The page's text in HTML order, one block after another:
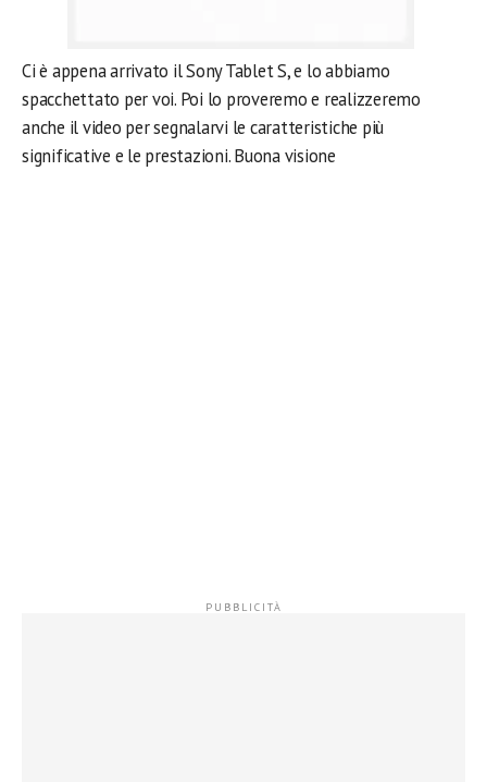
Ci è appena arrivato il Sony Tablet S, e lo abbiamo
spacchettato per voi. Poi lo proveremo e realizzeremo
anche il video per segnalarvi le caratteristiche più
significative e le prestazioni. Buona visione